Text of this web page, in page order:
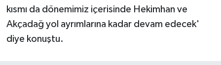
kısmı da dönemimiz içerisinde Hekimhan ve
Akçadağ yol ayrımlarına kadar devam edecek'
diye konuştu.